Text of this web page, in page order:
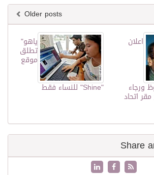
Older posts
ياهو"
تطلق
موقع
"Shine" للنساء فقط
اعلان
ورجاء
اتحاد